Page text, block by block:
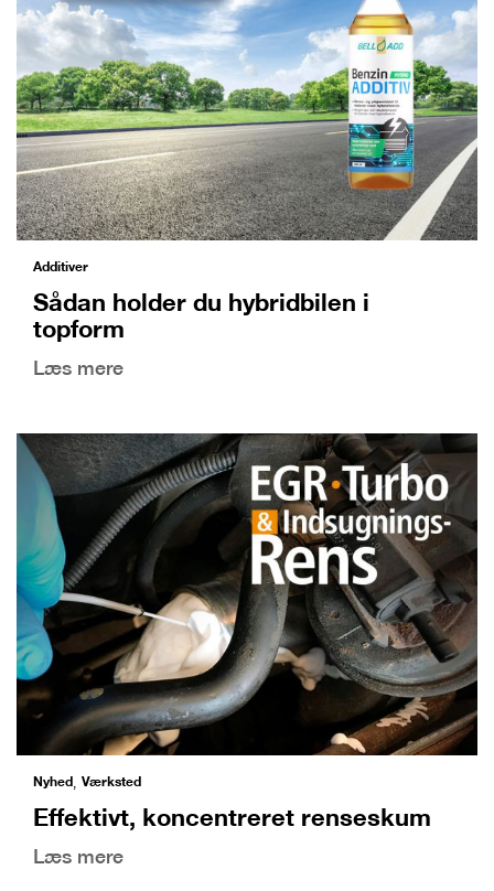
Additiver
Sådan holder du hybridbilen i
topform
Læs mere
Nyhed, Værksted
Effektivt, koncentreret renseskum
Læs mere